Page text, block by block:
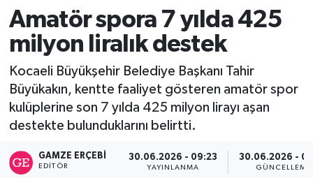
Amatör spora 7 yılda 425
milyon liralık destek
Kocaeli Büyükşehir Belediye Başkanı Tahir
Büyükakın, kentte faaliyet gösteren amatör spor
kulüplerine son 7 yılda 425 milyon lirayı aşan
destekte bulunduklarını belirtti.
GAMZE ERÇEBI
EDITÖR
30.06.2026 - 09:23
YAYINLANMA
30.06.2026 -
GÜNCELLEME
GÜNCEL
SİYASET
RESMİ İLAN
GENEL
SPOR
SİYASET
SAĞLIK
Tüm Manşetler
Son Dakika Haberleri
Haber Arşivi